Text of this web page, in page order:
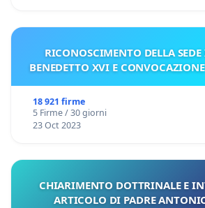
RICONOSCIMENTO DELLA
BENEDETTO XVI E
18 921 firme
5 Firme / 30 giorni
23 Oct 2023
CHIARIMENTO DOTTRINALE E
ARTICOLO DI PADRE